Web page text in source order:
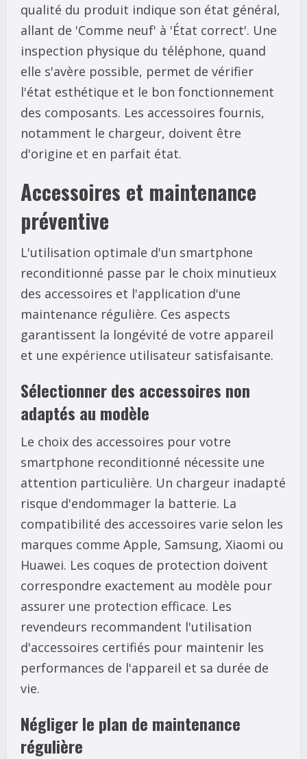
qualité du produit indique son état général,
allant de 'Comme neuf' à 'État correct'. Une
inspection physique du téléphone, quand
elle s'avère possible, permet de vérifier
l'état esthétique et le bon fonctionnement
des composants. Les accessoires fournis,
notamment le chargeur, doivent être
d'origine et en parfait état.
Accessoires et maintenance
préventive
L'utilisation optimale d'un smartphone
reconditionné passe par le choix minutieux
des accessoires et l'application d'une
maintenance régulière. Ces aspects
garantissent la longévité de votre appareil
et une expérience utilisateur satisfaisante.
Sélectionner des accessoires non
adaptés au modèle
Le choix des accessoires pour votre
smartphone reconditionné nécessite une
attention particulière. Un chargeur inadapté
risque d'endommager la batterie. La
compatibilité des accessoires varie selon les
marques comme Apple, Samsung, Xiaomi ou
Huawei. Les coques de protection doivent
correspondre exactement au modèle pour
assurer une protection efficace. Les
revendeurs recommandent l'utilisation
d'accessoires certifiés pour maintenir les
performances de l'appareil et sa durée de
vie.
Négliger le plan de maintenance
régulière